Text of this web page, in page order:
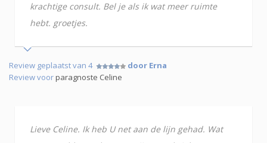
krachtige consult. Bel je als ik wat meer ruimte
hebt. groetjes.
Review geplaatst van 4
door Erna
Review voorparagnoste Celine
Lieve Celine. Ik heb U net aan de lijn gehad. Wat